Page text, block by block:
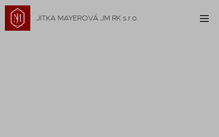
JITKA MAYEROVÁ JM RK s.r.o.